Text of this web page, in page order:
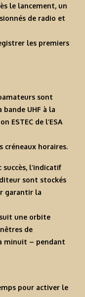
le lancement, un
de radio et
les premiers
sont
UHF à la
ESTEC de l’ESA
créneaux horaires.
succès, l’indicatif
sont stockés
garantir la
suit une orbite
de
minuit – pendant
pour activer le